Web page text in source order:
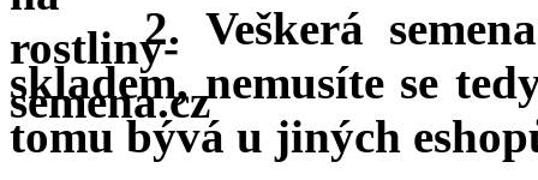
2. Veškerá
skladem, nemusíte se
tomu bývá u jiných